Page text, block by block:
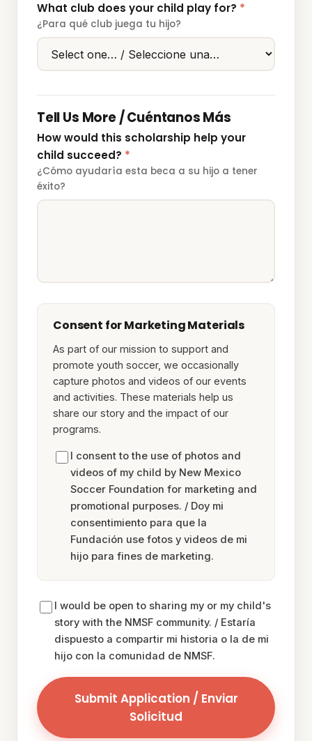
What club does your child play for? *
¿Para qué club juega tu hijo?
Tell Us More / Cuéntanos Más
How would this scholarship help your
child succeed? *
¿Cómo ayudaría esta beca a su hijo a tener
éxito?
Consent for Marketing Materials
As part of our mission to support and
promote youth soccer, we occasionally
capture photos and videos of our events
and activities. These materials help us
share our story and the impact of our
programs.
I consent to the use of photos and
videos of my child by New Mexico
Soccer Foundation for marketing and
promotional purposes. / Doy mi
consentimiento para que la
Fundación use fotos y videos de mi
hijo para fines de marketing.
I would be open to sharing my or my child's
story with the NMSF community. / Estaría
dispuesto a compartir mi historia o la de mi
hijo con la comunidad de NMSF.
Submit Application / Enviar
Solicitud